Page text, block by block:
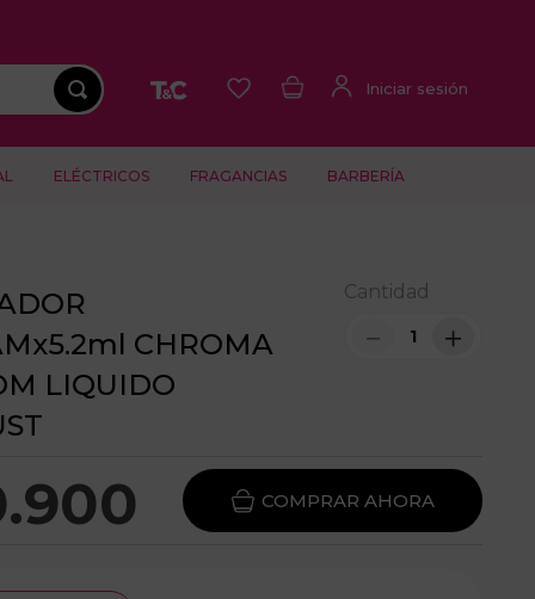
ELÉCTRICOS FRAGANCIAS BARBERÍA
CHROMA
LIQUIDO
Cantidad
＋
－
.900